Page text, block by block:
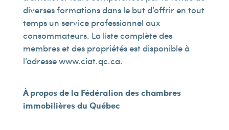
diverses formations dans le but d’offrir en tout
temps un service professionnel aux
consommateurs. La liste complète des
membres et des propriétés est disponible à
l’adresse www.ciat.qc.ca.
À propos de la Fédération des chambres
immobilières du Québec